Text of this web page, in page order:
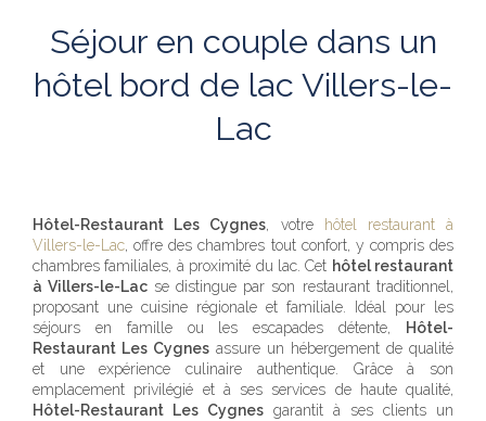
Séjour en couple dans un
hôtel bord de lac Villers-le-
Lac
Hôtel-Restaurant Les Cygnes, votre
hôtel restaurant à
Villers-le-Lac, offre des chambres tout confort, y compris des
chambres familiales, à proximité du lac. Cet hôtel restaurant
à Villers-le-Lac se distingue par son restaurant traditionnel,
proposant une cuisine régionale et familiale. Idéal pour les
séjours en famille ou les escapades détente,
Hôtel-
Restaurant Les Cygnes assure un hébergement de qualité
et une expérience culinaire authentique. Grâce à son
emplacement privilégié et à ses services de haute qualité,
Hôtel-Restaurant Les Cygnes garantit à ses clients un